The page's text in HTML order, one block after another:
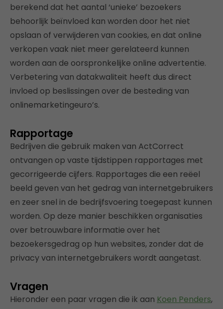
berekend dat het aantal ‘unieke’ bezoekers
behoorlijk beïnvloed kan worden door het niet
opslaan of verwijderen van cookies, en dat online
verkopen vaak niet meer gerelateerd kunnen
worden aan de oorspronkelijke online advertentie.
Verbetering van datakwaliteit heeft dus direct
invloed op beslissingen over de besteding van
onlinemarketingeuro’s.
Rapportage
Bedrijven die gebruik maken van ActCorrect
ontvangen op vaste tijdstippen rapportages met
gecorrigeerde cijfers. Rapportages die een reëel
beeld geven van het gedrag van internetgebruikers
en zeer snel in de bedrijfsvoering toegepast kunnen
worden. Op deze manier beschikken organisaties
over betrouwbare informatie over het
bezoekersgedrag op hun websites, zonder dat de
privacy van internetgebruikers wordt aangetast.
Vragen
Hieronder een paar vragen die ik aan Koen Penders,